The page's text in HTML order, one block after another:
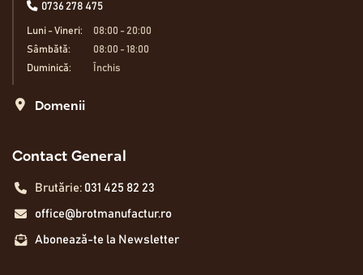
0736 278 475
Luni - Vineri:
08:00 - 20:00
Sâmbătă:
08:00 - 18:00
Duminică:
Închis
Domenii
Contact General
Brutărie: 031 425 82 23
office@brotmanufactur.ro
Abonează-te la Newsletter